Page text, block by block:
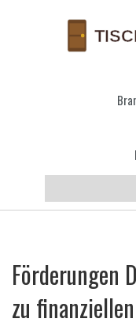
Förderungen
zu